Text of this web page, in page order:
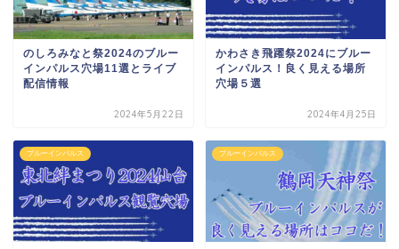
のしろみなと祭2024のブルー
インパルス穴場11選とライブ
配信情報
2024年5月22日
かわさき飛躍祭2024にブルー
インパルス！良く見える場所
穴場５選
2024年4月25日
ブルーインパルス ブルーインパルス